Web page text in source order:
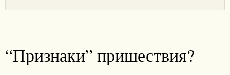
“Признаки” пришествия?